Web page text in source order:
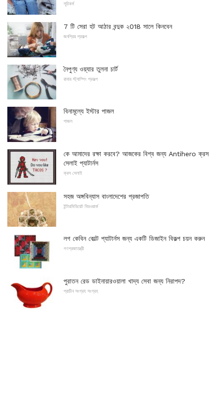
সূচিকর্ম
7 টি সেরা হট আঠার বন্দুক ২018 সালে কিনবেন
জনপ্রিয় প্রকল্প
নৈপুণ্য ওয়্যার তুলনা চার্ট
রাবার স্ট্যাম্পিং প্রকল্প
বিনামূল্যে ইস্টার পাজল
পাজল
কে আমাদের রক্ষা করবে? আজকের বিশ্ব জন্য Antihero ক্রস
সেলাই প্যাটার্নস
ক্রস সেলাই
সহজ অঙ্গবিন্যাস বাংলাদেশের প্রজাপতি
ইন্টারমিডিয়েট বিডওয়ার্ক
লগ কেবিন কোল্ট প্যাটার্নস জন্য একটি ডিজাইন বিকল্প চয়ন করুন
গণপ্রজাতন্ত্রী
পুরাতন রেড ডাইনায়ারওয়ালা খাদ্য সেবা জন্য নিরাপদ?
প্রাচীন সংগ্রহ সংগ্রহ